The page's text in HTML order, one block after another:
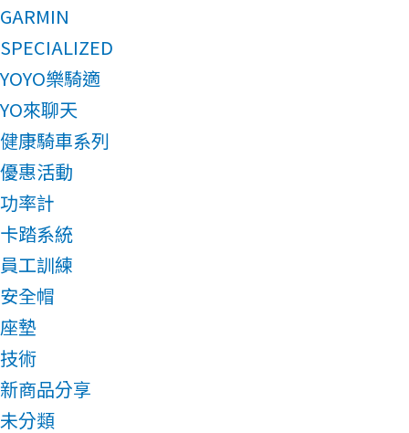
GARMIN
SPECIALIZED
YOYO樂騎適
YO來聊天
健康騎車系列
優惠活動
功率計
卡踏系統
員工訓練
安全帽
座墊
技術
新商品分享
未分類